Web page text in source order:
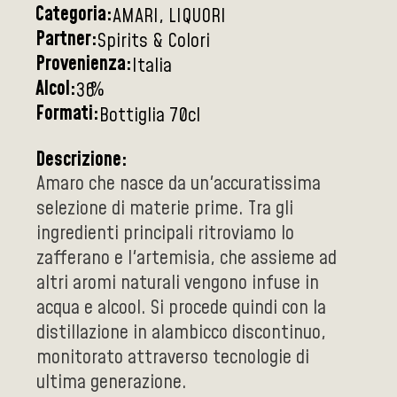
Categoria:AMARI, LIQUORI
Partner:Spirits & Colori
Provenienza:Italia
Alcol:36%
Formati:Bottiglia 70cl
Descrizione:
Amaro che nasce da un'accuratissima
selezione di materie prime. Tra gli
ingredienti principali ritroviamo lo
zafferano e l'artemisia, che assieme ad
altri aromi naturali vengono infuse in
acqua e alcool. Si procede quindi con la
distillazione in alambicco discontinuo,
monitorato attraverso tecnologie di
ultima generazione.